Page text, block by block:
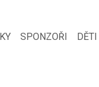
SPONZOŘI DĚTI